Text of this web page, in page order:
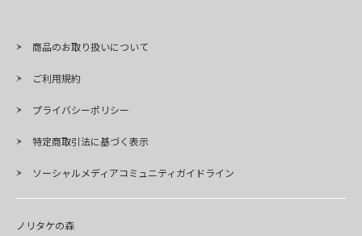
商品のお取り扱いについて
ご利用規約
プライバシーポリシー
特定商取引法に基づく表示
ソーシャルメディアコミュニティガイドライン
ノリタケの森